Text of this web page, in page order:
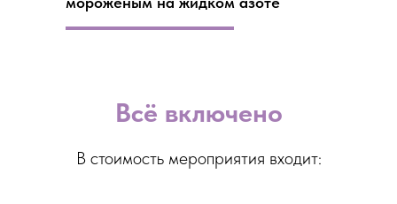
Всё включено
В стоимость мероприятия входит: